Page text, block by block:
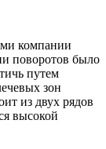
компании
поворотов было
путем
зон
из двух рядов
высокой